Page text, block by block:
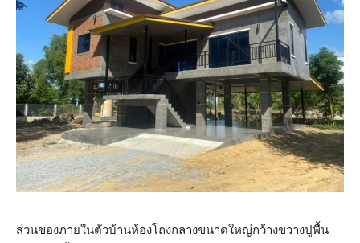
ส่วนของภายในตัวบ้านห้องโถงกลางขนาดใหญ่กว้างขวางปูพื้น